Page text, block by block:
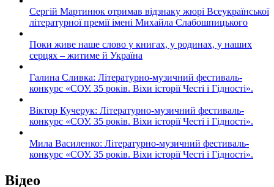
Сергій Мартинюк отримав відзнаку жюрі Всеукраїнської
літературної премії імені Михайла Слабошпицького
Поки живе наше слово у книгах, у родинах, у наших
серцях – житиме й Україна
Галина Сливка: Літературно-музичний фестиваль-
конкурс «СОУ. 35 років. Віхи історії Честі і Гідності».
Віктор Кучерук: Літературно-музичний фестиваль-
конкурс «СОУ. 35 років. Віхи історії Честі і Гідності».
Мила Василенко: Літературно-музичний фестиваль-
конкурс «СОУ. 35 років. Віхи історії Честі і Гідності».
Відео